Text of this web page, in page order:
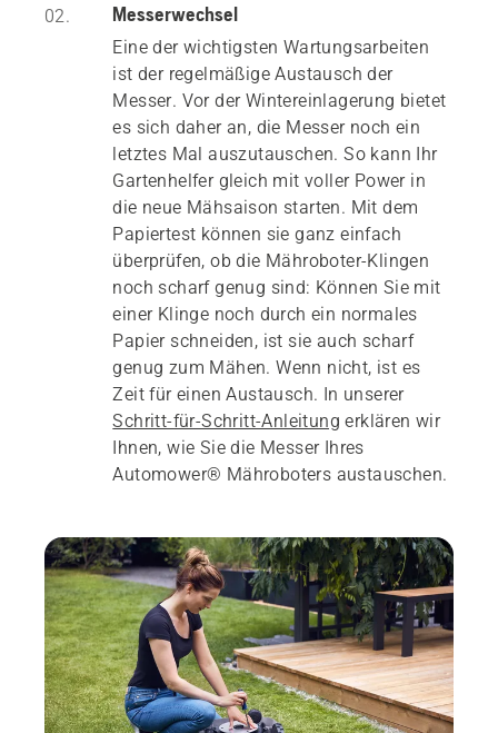
02. Messerwechsel
Eine der wichtigsten Wartungsarbeiten
ist der regelmäßige Austausch der
Messer. Vor der Wintereinlagerung bietet
es sich daher an, die Messer noch ein
letztes Mal auszutauschen. So kann Ihr
Gartenhelfer gleich mit voller Power in
die neue Mähsaison starten. Mit dem
Papiertest können sie ganz einfach
überprüfen, ob die Mähroboter-Klingen
noch scharf genug sind: Können Sie mit
einer Klinge noch durch ein normales
Papier schneiden, ist sie auch scharf
genug zum Mähen. Wenn nicht, ist es
Zeit für einen Austausch. In unserer
Schritt-für-Schritt-Anleitung erklären wir
Ihnen, wie Sie die Messer Ihres
Automower® Mähroboters austauschen.